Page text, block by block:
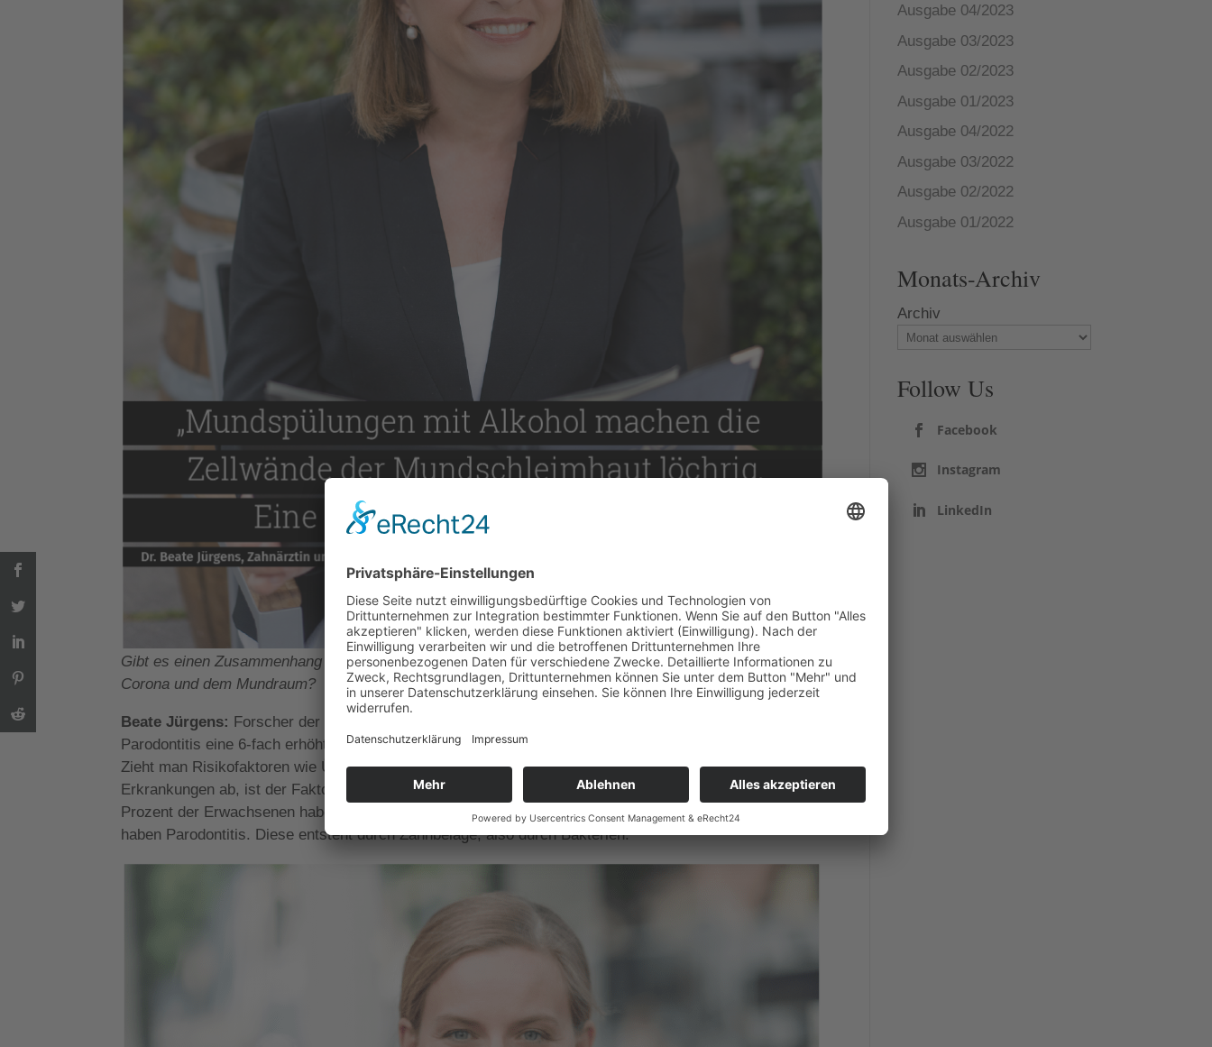
Gibt es einen Zusammenhang zwischen
Corona und dem Mundraum?
Beate Jürgens: Forscher der Universität von Katar in Doha haben herausgefunden, dass Menschen mit
Parodontitis eine 6-fach erhöhte Wahrscheinlichkeit haben, einen schweren Corona-Verlauf zu erleiden.
Zieht man Risikofaktoren wie Übergewicht und Adipositas (Fettleibigkeit), Diabetes und Herz-Kreislauf-
Erkrankungen ab, ist der Faktor immer noch 3,5-fach erhöht. Und wir reden hier nicht von Einzelfällen. 80
Prozent der Erwachsenen haben Zahnfleischentzündungen, die Vorstufe zur Parodontitis und 50 Prozent
haben Parodontitis. Diese entsteht durch Zahnbeläge, also durch Bakterien.
Ausgabe 04/2023
Ausgabe 03/2023
Ausgabe 02/2023
Ausgabe 01/2023
Ausgabe 04/2022
Ausgabe 03/2022
Ausgabe 02/2022
Ausgabe 01/2022
Monats-Archiv
Archiv
Follow Us
Facebook
Instagram
LinkedIn